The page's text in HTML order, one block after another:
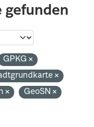
gefunden
GPKG
GeoSN